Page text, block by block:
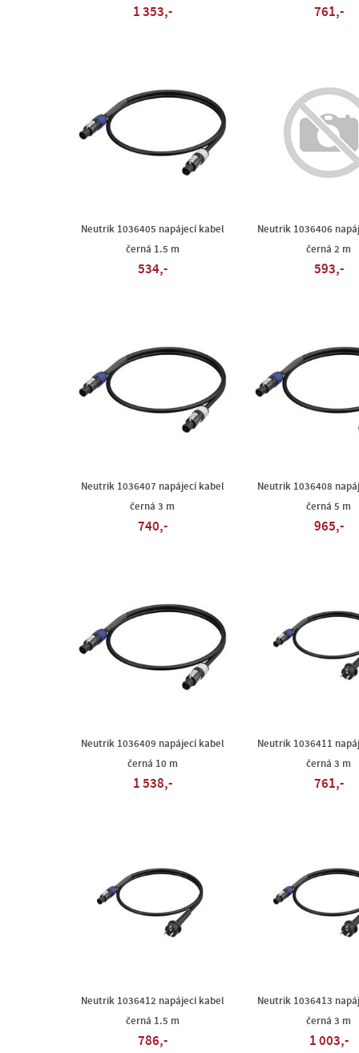
1 353,- 761,-
Neutrik 1036405 napájecí kabel
černá 1.5 m
534,-
Neutrik 1036406
černá 2 m
593,-
Neutrik 1036407 napájecí kabel
černá 3 m
740,-
Neutrik 1036408
černá 5 m
965,-
Neutrik 1036409 napájecí kabel
černá 10 m
1 538,-
Neutrik 1036411
černá 3 m
761,-
Neutrik 1036412 napájecí kabel
černá 1.5 m
786,-
Neutrik 1036413
černá 3 m
1 003,-